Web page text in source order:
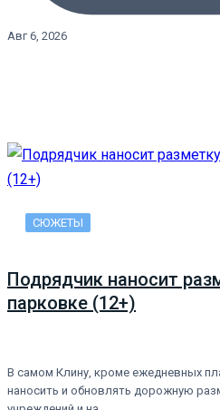
Авг 6, 2026
СЮЖЕТЫ
Подрядчик наносит
парковке (12+)
В самом Клину, кроме ежедневных
наносить и обновлять дорожную